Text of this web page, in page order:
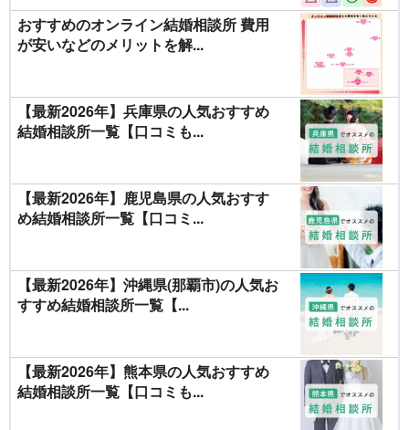
おすすめのオンライン結婚相談所 費用
が安いなどのメリットを解...
【最新2026年】兵庫県の人気おすすめ
結婚相談所一覧【口コミも...
【最新2026年】鹿児島県の人気おすす
め結婚相談所一覧【口コミ...
【最新2026年】沖縄県(那覇市)の人気お
すすめ結婚相談所一覧【...
【最新2026年】熊本県の人気おすすめ
結婚相談所一覧【口コミも...